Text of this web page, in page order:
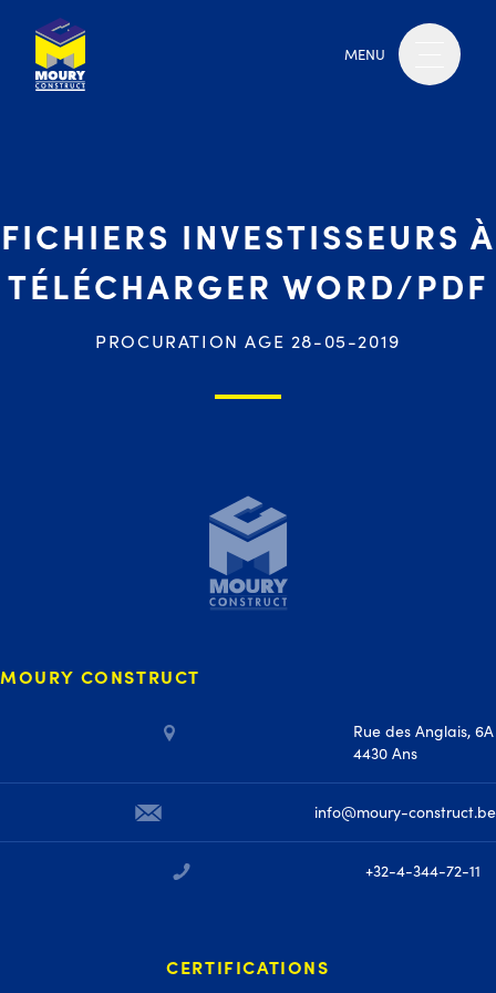
MENU
FICHIERS INVESTISSEURS À
TÉLÉCHARGER WORD/PDF
PROCURATION AGE 28-05-2019
MOURY CONSTRUCT
Rue des Anglais, 6A
4430 Ans
info@moury-construct.be
+32-4-344-72-11
CERTIFICATIONS